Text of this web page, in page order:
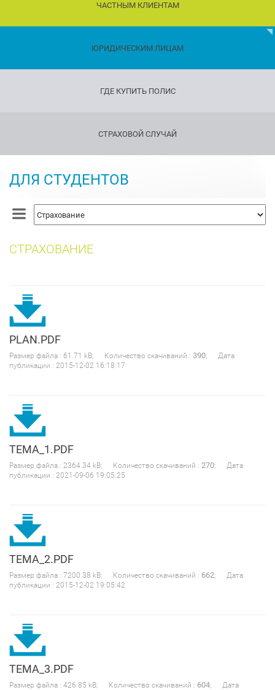
ЧАСТНЫМ КЛИЕНТАМ
Страхование
и
здоровья
Страхование
собак
ЮРИДИЧЕСКИМ ЛИЦАМ
ГДЕ КУПИТЬ ПОЛИС
СТРАХОВОЙ СЛУЧАЙ
ДЛЯ СТУДЕНТОВ
СТРАХОВАНИЕ
PLAN.PDF
Размер файла : 61.71 kB; Количество скачиваний : 390; Дата
публикации : 2015-12-02 16:18:17
TEMA_1.PDF
Размер файла : 2364.34 kB; Количество скачиваний : 270; Дата
публикации : 2021-09-06 19:05:25
TEMA_2.PDF
Размер файла : 7200.38 kB; Количество скачиваний : 662; Дата
публикации : 2015-12-02 19:05:42
TEMA_3.PDF
Размер файла : 426.85 kB; Количество скачиваний : 604; Дата